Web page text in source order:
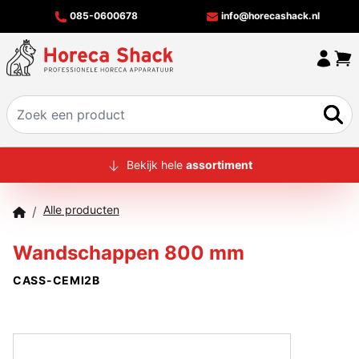
085-0600678 info@horecashack.nl
HOME
MERKEN
Bekijk hele assortiment
/ Alle producten
Wandschappen 800 mm
CASS-CEMI2B